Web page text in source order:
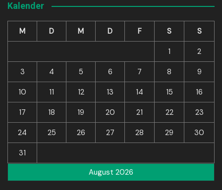
Kalender
August 2026
M D M D F S S
1 2
3 4 5 6 7 8 9
10 11 12 13 14 15 16
17 18 19 20 21 22 23
24 25 26 27 28 29 30
31